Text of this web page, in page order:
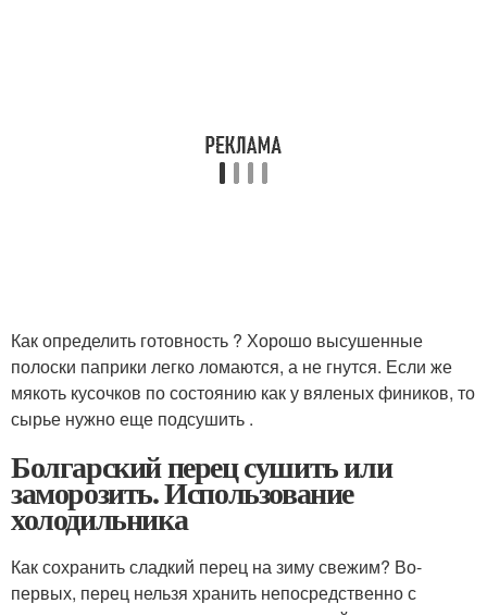
Как определить готовность ? Хорошо высушенные
полоски паприки легко ломаются, а не гнутся. Если же
мякоть кусочков по состоянию как у вяленых фиников, то
сырье нужно еще подсушить .
Болгарский перец сушить или
заморозить. Использование
холодильника
Как сохранить сладкий перец на зиму свежим? Во-
первых, перец нельзя хранить непосредственно с